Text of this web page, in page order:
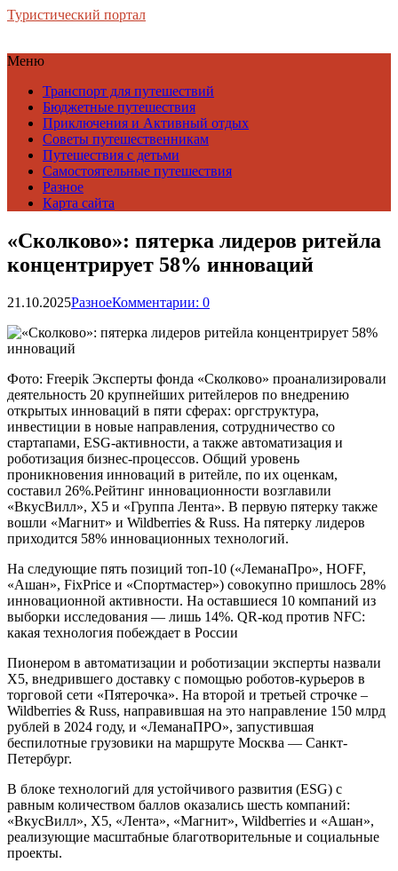
Туристический портал
Меню
Транспорт для путешествий
Бюджетные путешествия
Приключения и Активный отдых
Советы путешественникам
Путешествия с детьми
Самостоятельные путешествия
Разное
Карта сайта
«Сколково»: пятерка лидеров ритейла
концентрирует 58% инноваций
21.10.2025РазноеКомментарии: 0
Фото: Freepik Эксперты фонда «Сколково» проанализировали
деятельность 20 крупнейших ритейлеров по внедрению
открытых инноваций в пяти сферах: оргструктура,
инвестиции в новые направления, сотрудничество со
стартапами, ESG-активности, а также автоматизация и
роботизация бизнес-процессов. Общий уровень
проникновения инноваций в ритейле, по их оценкам,
составил 26%.Рейтинг инновационности возглавили
«ВкусВилл», X5 и «Группа Лента». В первую пятерку также
вошли «Магнит» и Wildberries & Russ. На пятерку лидеров
приходится 58% инновационных технологий.
На следующие пять позиций топ-10 («ЛеманаПро», HOFF,
«Ашан», FixPrice и «Спортмастер») совокупно пришлось 28%
инновационной активности. На оставшиеся 10 компаний из
выборки исследования — лишь 14%. QR-код против NFC:
какая технология побеждает в России
Пионером в автоматизации и роботизации эксперты назвали
X5, внедрившего доставку с помощью роботов-курьеров в
торговой сети «Пятерочка». На второй и третьей строчке –
Wildberries & Russ, направившая на это направление 150 млрд
рублей в 2024 году, и «ЛеманаПРО», запустившая
беспилотные грузовики на маршруте Москва — Санкт-
Петербург.
В блоке технологий для устойчивого развития (ESG) с
равным количеством баллов оказались шесть компаний:
«ВкусВилл», X5, «Лента», «Магнит», Wildberries и «Ашан»,
реализующие масштабные благотворительные и социальные
проекты.